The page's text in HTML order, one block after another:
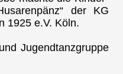
der KG
1925 e.V. Köln.
Jugendtanzgruppe